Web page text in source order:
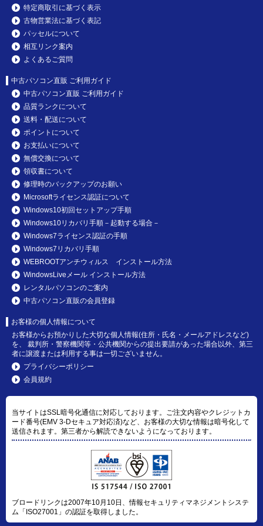
特定商取引に基づく表示
古物営業法に基づく表記
パッセルについて
相互リンク案内
よくあるご質問
中古パソコン直販 ご利用ガイド
中古パソコン直販 ご利用ガイド
品質ランクについて
送料・配送について
ポイントについて
お支払いについて
無償交換について
領収書について
修理時のバックアップのお願い
Microsoftライセンス認証について
Windows10初回セットアップ手順
Windows10リカバリ手順－起動する場合－
Windows7ライセンス認証の手順
Windows7リカバリ手順
WEBROOTアンチウィルス インストール方法
WindowsLiveメール インストール方法
レンタルパソコンのご案内
中古パソコン直販の会員登録
お客様の個人情報について
お客様からお預かりした大切な個人情報(住所・氏名・メールアドレスなど)
を、 裁判所・警察機関等・公共機関からの提出要請があった場合以外、第三
者に譲渡または利用する事は一切ございません。
プライバシーポリシー
会員規約
当サイトはSSL暗号化通信に対応しております。ご注文内容やクレジットカ
ード番号(EMV 3-Dセキュア対応済)など、お客様の大切な情報は暗号化して
送信されます。第三者から解読できないようになっております。
ブロードリンクは2007年10月10日、情報セキュリティマネジメントシステ
ム「ISO27001」の認証を取得しました。